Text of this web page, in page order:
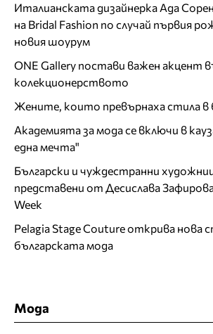
Италианската дизайнерка Ада
на Bridal Fashion по случай първия
новия шоурум
ONE Gallery постави важен акцент
колекционерството
Жените, които превърнаха стила в
Академията за мода се включи в
една мечта"
Български и чуждестранни
представени от Десислава
Week
Pelagia Stage Couture открива нова
българската мода
Мода